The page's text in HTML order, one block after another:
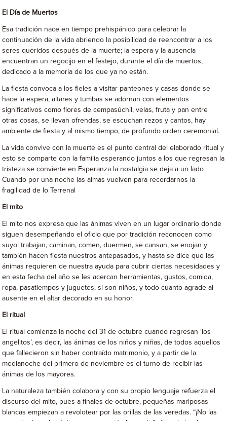
El Día de Muertos
Esa tradición nace en tiempo prehispánico para celebrar la
continuación de la vida abriendo la posibilidad de reencontrar a los
seres queridos después de la muerte; la espera y la ausencia
encuentran un regocijo en el festejo, durante el día de muertos,
dedicado a la memoria de los que ya no están.
La fiesta convoca a los fieles a visitar panteones y casas donde se
hace la espera, altares y tumbas se adornan con elementos
significativos como flores de cempasúchil, velas, fruta y pan entre
otras cosas, se llevan ofrendas, se escuchan rezos y cantos, hay
ambiente de fiesta y al mismo tiempo, de profundo orden ceremonial.
La vida convive con la muerte es el punto central del elaborado ritual y
esto se comparte con la familia esperando juntos a los que regresan la
tristeza se convierte en Esperanza la nostalgia se deja a un lado
Cuando por una noche las almas vuelven para recordarnos la
fragilidad de lo Terrenal
El mito
El mito nos expresa que las ánimas viven en un lugar ordinario donde
siguen desempeñando el oficio que por tradición reconocen como
suyo: trabajan, caminan, comen, duermen, se cansan, se enojan y
también hacen fiesta nuestros antepasados, y hasta se dice que las
ánimas requieren de nuestra ayuda para cubrir ciertas necesidades y
en esta fecha del año se les acercan herramientas, gustos, comida,
ropa, pasatiempos y juguetes, si son niños, y todo cuanto agrade al
ausente en el altar decorado en su honor.
El ritual
El ritual comienza la noche del 31 de octubre cuando regresan ‘los
angelitos’, es decir, las ánimas de los niños y niñas, de todos aquellos
que fallecieron sin haber contraído matrimonio, y a partir de la
medianoche del primero de noviembre es el turno de recibir las
ánimas de los mayores.
La naturaleza también colabora y con su propio lenguaje refuerza el
discurso del mito, pues a finales de octubre, pequeñas mariposas
blancas empiezan a revolotear por las orillas de las veredas. “¡No las